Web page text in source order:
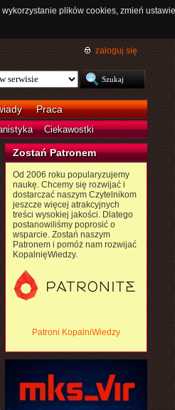
plików cookies, zmień
zaloguj się
Praca
Ciekawostki
Zostań Patronem
Od 2006 roku popularyzujemy
naukę. Chcemy się rozwijać i
dostarczać naszym Czytelnikom
jeszcze więcej atrakcyjnych
treści wysokiej jakości. Dlatego
postanowiliśmy poprosić o
wsparcie. Zostań naszym
Patronem i pomóż nam rozwijać
KopalnięWiedzy.
Patroni KopalniWiedzy